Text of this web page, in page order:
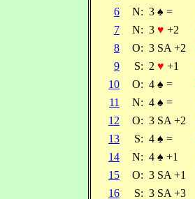
6
N: 3 ♠ =
7
N: 3 ♥ +2
8
O: 3 SA +2
9
S: 2 ♥ +1
10
O: 4 ♠ =
11
N: 4 ♠ =
12
O: 3 SA +2
13
S: 4 ♠ =
14
N: 4 ♠ +1
15
O: 3 SA +1
16
S: 3 SA +3